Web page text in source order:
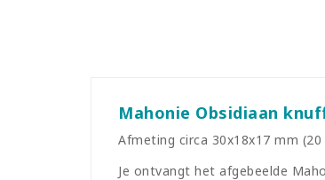
Mahonie Obsidiaan
Afmeting circa 30x18x17 mm (20
Je ontvangt het afgebeelde